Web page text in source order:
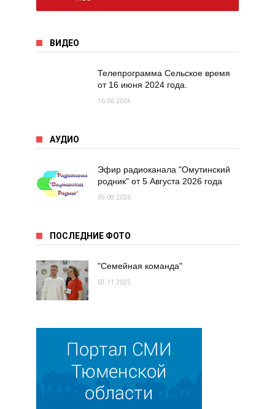
ВИДЕО
Телепрограмма Сельское время
от 16 июня 2024 года.
16.06.2024
АУДИО
Эфир радиоканала "Омутинский
родник" от 5 Августа 2026 года
05.08.2026
ПОСЛЕДНИЕ ФОТО
"Семейная команда"
03.11.2025